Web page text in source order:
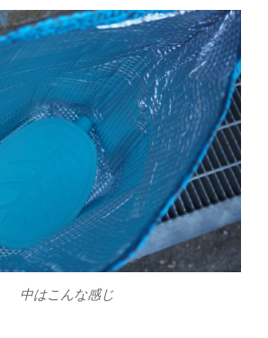
中はこんな感じ